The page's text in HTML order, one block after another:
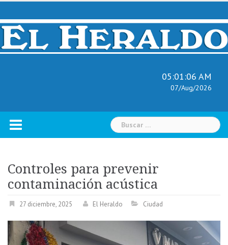
Skip
content
05:01:07 AM
07/Aug/2026
Buscar:
Controles para prevenir
contaminación acústica
27 diciembre, 2025 El Heraldo Ciudad